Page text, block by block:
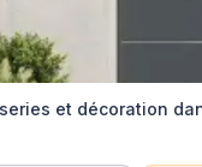
et décoration